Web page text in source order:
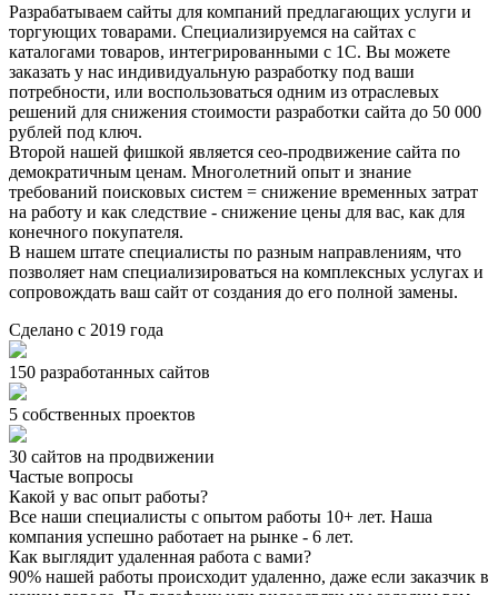
Разрабатываем сайты для компаний предлагающих услуги и
торгующих товарами. Специализируемся на сайтах с
каталогами товаров, интегрированными с 1С. Вы можете
заказать у нас индивидуальную разработку под ваши
потребности, или воспользоваться одним из отраслевых
решений для снижения стоимости разработки сайта до 50 000
рублей под ключ.
Второй нашей фишкой является сео-продвижение сайта по
демократичным ценам. Многолетний опыт и знание
требований поисковых систем = снижение временных затрат
на работу и как следствие - снижение цены для вас, как для
конечного покупателя.
В нашем штате специалисты по разным направлениям, что
позволяет нам специализироваться на комплексных услугах и
сопровождать ваш сайт от создания до его полной замены.
Сделано с 2019 года
150 разработанных сайтов
5 собственных проектов
30 сайтов на продвижении
Частые вопросы
Какой у вас опыт работы?
Все наши специалисты с опытом работы 10+ лет. Наша
компания успешно работает на рынке - 6 лет.
Как выглядит удаленная работа с вами?
90% нашей работы происходит удаленно, даже если заказчик в